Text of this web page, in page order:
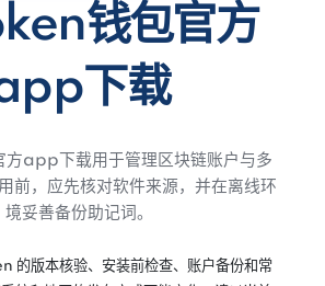
钱包官方
下载
app下载用于管理区块链账户与多
前，应先核对软件来源，并在离线环
境妥善备份助记词。
的版本核验、安装前检查、账户备份和常